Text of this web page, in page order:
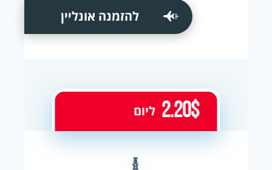
להזמנה אונליין
2.20$ ליום